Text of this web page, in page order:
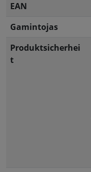
EAN
Gamintojas
Produktsicherhei
t